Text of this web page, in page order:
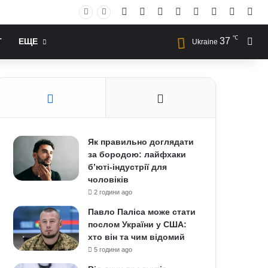
Facebook YouTubeInstagram
RSS Log In
ЕЩЕ Ukraine 37 ℃
Як правильно доглядати
за бородою: лайфхаки
б’юті-індустрії для
чоловіків
2 години ago
Павло Паліса може стати
послом України у США:
хто він та чим відомий
5 години ago